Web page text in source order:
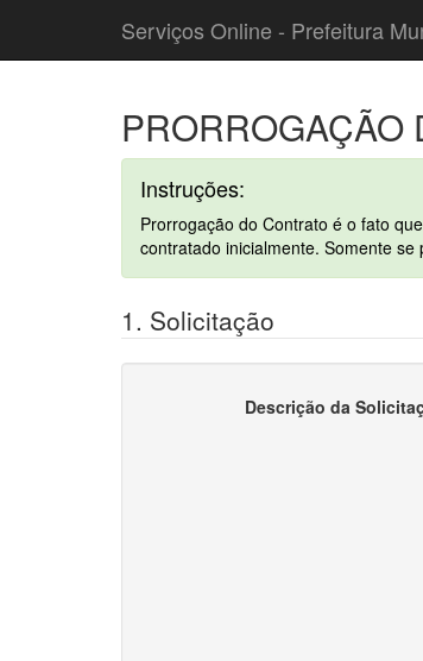
Serviços Online - Prefeitura
PRORROGAÇÃO
Instruções:
Prorrogação do Contrato é o fato
contratado inicialmente. Somente
1. Solicitação
Descrição da